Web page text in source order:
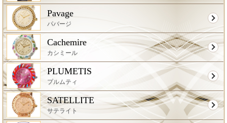
Pavage
パバージ
Cachemire
カシミール
PLUMETIS
プルムティ
SATELLITE
サテライト